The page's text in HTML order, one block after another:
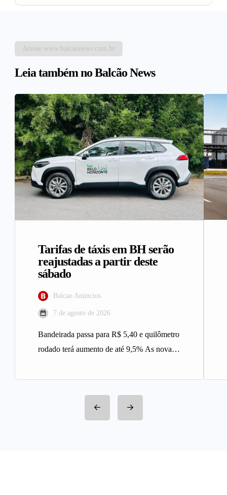
Acesse www.balcaonews.com.br
Leia também no Balcão News
Tarifas de táxis em BH serão
reajustadas a partir deste
sábado
Balcao Anúncios
7 de agosto de 2026
Bandeirada passa para R$ 5,40 e quilômetro
rodado terá aumento de até 9,5% As novas